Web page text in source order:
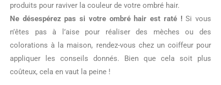
produits pour raviver la couleur de votre ombré hair.
Ne désespérez pas si votre ombré hair est raté !Si vous
n’êtes pas à l’aise pour réaliser des mèches ou des
colorations à la maison, rendez-vous chez un coiffeur pour
appliquer les conseils donnés. Bien que cela soit plus
coûteux, cela en vaut la peine !